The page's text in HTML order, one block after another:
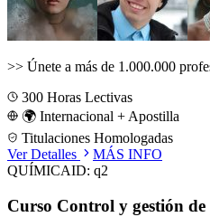
>> Únete a más de 1.000.000
300 Horas Lectivas
🌍 Internacional + Apostilla
Titulaciones Homologadas
Ver Detalles
MÁS INFO
QUÍMICAID: q2
Curso Control y gestión